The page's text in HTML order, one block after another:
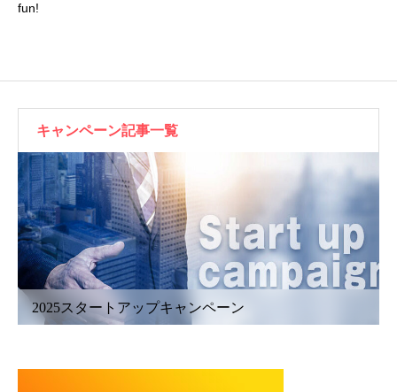
fun!
キャンペーン記事一覧
2025スタートアップキャンペーン